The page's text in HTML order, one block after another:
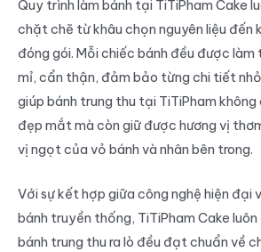
Quy trình làm bánh tại TiTiPham Cake
chặt chẽ từ khâu chọn nguyên liệu đến
đóng gói. Mỗi chiếc bánh đều được
mỉ, cẩn thận, đảm bảo từng chi tiết
giúp bánh trung thu tại TiTiPham
đẹp mắt mà còn giữ được hương vị
vị ngọt của vỏ bánh và nhân bên trong.
Với sự kết hợp giữa công nghệ hiện đại
bánh truyền thống, TiTiPham Cake
bánh trung thu ra lò đều đạt chuẩn về